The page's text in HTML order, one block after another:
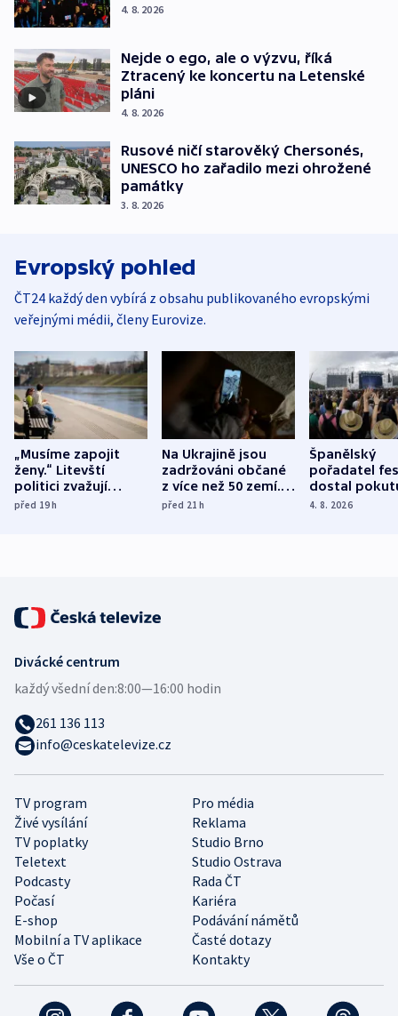
4. 8. 2026
Nejde o ego, ale o výzvu, říká
Ztracený ke koncertu na Letenské
pláni
4. 8. 2026
Rusové ničí starověký Chersonés,
UNESCO ho zařadilo mezi ohrožené
památky
3. 8. 2026
Evropský pohled
ČT24 každý den vybírá z obsahu publikovaného evropskými
veřejnými médii, členy Eurovize.
„Musíme zapojit
ženy.“ Litevští
politici zvažují
dohodu o
před 19h
Na Ukrajině jsou
zadržováni občané
z více než 50 zemí.
Bojovali na straně
před 21h
Španělský
pořadatel
dostal
nekalé
4. 8. 2026
TV program
Pro média
Živé vysílání
Reklama
TV poplatky
Studio Brno
Teletext
Studio Ostrava
Podcasty
Rada ČT
Počasí
Kariéra
E-shop
Podávání námětů
Mobilní a TV aplikace
Časté dotazy
Vše o ČT
Kontakty
Divácké centrum
každý všední den:8:00—16:00 hodin
261 136 113
info@ceskatelevize.cz